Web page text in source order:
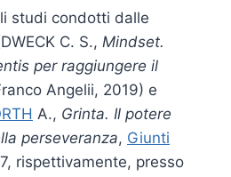
studi condotti dalle
C. S., Mindset.
per raggiungere il
Angelii, 2019) e
A., Grinta. Il potere
perseveranza, Giunti
rispettivamente, presso